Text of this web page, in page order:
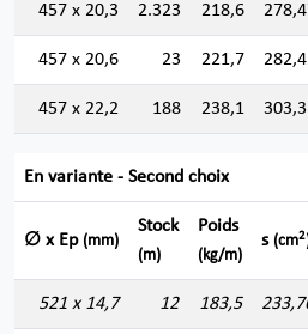
457 x 20,3 2.323 218,6
457 x 20,6 23 221,7
457 x 22,2 188 238,1
En variante - Second choix
∅ x Ep (mm)
Stock
(m)
Poids
(kg/m)
s (cm2
521 x 14,7 12 183,5